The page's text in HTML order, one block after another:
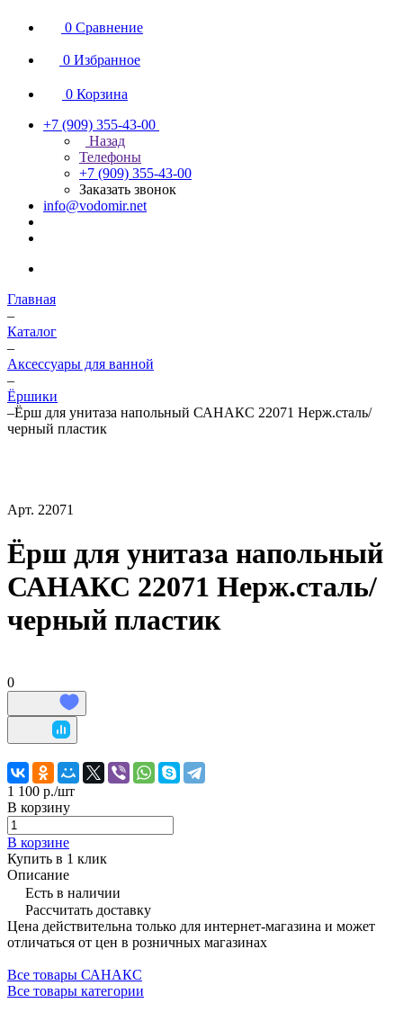
0 Сравнение
0 Избранное
0 Корзина
+7 (909) 355-43-00
Назад
Телефоны
+7 (909) 355-43-00
Заказать звонок
info@vodomir.net
Главная
–
Каталог
–
Аксессуары для ванной
–
Ёршики
–Ёрш для унитаза напольный САНАКС 22071 Нерж.сталь/
черный пластик
Арт. 22071
Ёрш для унитаза напольный
САНАКС 22071 Нерж.сталь/
черный пластик
0
1 100 р./шт
В корзину
В корзине
Купить в 1 клик
Описание
Есть в наличии
Рассчитать доставку
Цена действительна только для интернет-магазина и может
отличаться от цен в розничных магазинах
Все товары САНАКС
Все товары категории